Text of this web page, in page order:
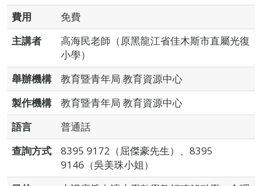
費用
免費
主講者
高海民老師（原黑龍江省佳木斯市直屬光復
小學）
舉辦機構
教育暨青年局 教育資源中心
製作機構
教育暨青年局 教育資源中心
語言
普通話
查詢方式
8395 9172（屈傑豪先生）、8395
9146（吳美珠小姐）